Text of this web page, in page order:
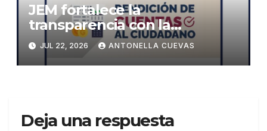
JEM fortalece la
transparencia con la
presentación de su Segundo
Informe Trimestral de
Rendición de Cuentas
JUL 22, 2026 ANTONELLA CUEVAS
Deja una respuesta